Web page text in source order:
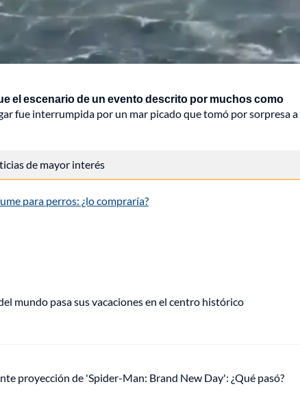
el escenario de un evento descrito por muchos como
fue interrumpida por un mar picado que tomó por sorpresa a
de mayor interés
para perros: ¿lo compraría?
mundo pasa sus vacaciones en el centro histórico
proyección de 'Spider-Man: Brand New Day': ¿Qué pasó?